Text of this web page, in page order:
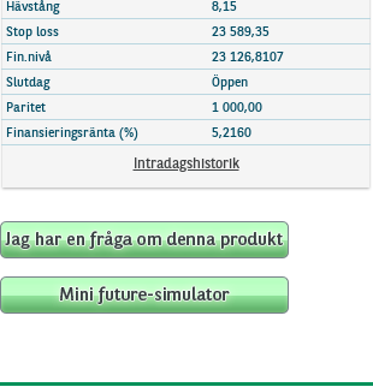
Hävstång
8,15
Stop loss
23 589,35
Fin.nivå
23 126,8107
Slutdag
Öppen
Paritet
1 000,00
Finansieringsränta (%)
5,2160
Intradagshistorik